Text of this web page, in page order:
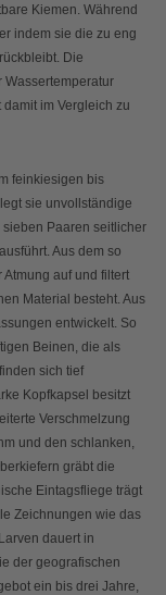
Kiemen. Während
indem sie die zu eng
Die
Wassertemperatur
im Vergleich zu
feinkiesigen bis
sie unvollständige
Paaren seitlicher
Aus dem so
auf und filtert
Material besteht. Aus
entwickelt. So
Beinen, die als
sich tief
Kopfkapsel besitzt
Verschmelzung
und den schlanken,
gräbt die
Eintagsfliege trägt
Zeichnungen wie das
dauert in
der geografischen
ein bis drei Jahre,